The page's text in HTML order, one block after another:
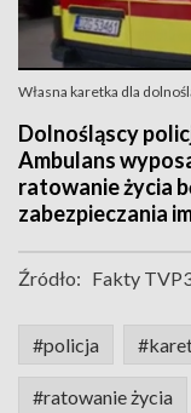
Własna karetka dla
Dolnośląscy
Ambulans
ratowanie życia
zabezpieczania
Źródło: Fakty
#policja
#ratowanie życia